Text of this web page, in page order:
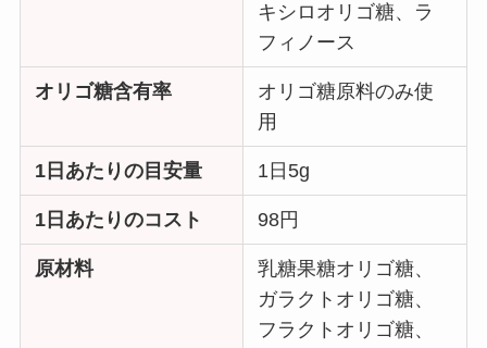
キシロオリゴ糖、ラ
フィノース
オリゴ糖含有率
オリゴ糖原料のみ使
用
1日あたりの目安量 1日5g
1日あたりのコスト 98円
原材料
乳糖果糖オリゴ糖、
ガラクトオリゴ糖、
フラクトオリゴ糖、